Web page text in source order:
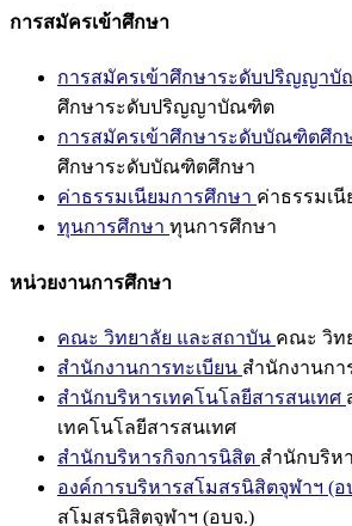
การสมัครเข้าศึกษา
การสมัครเข้าศึกษาระดับปริญญา
ศึกษาระดับปริญญาบัณฑิต
การสมัครเข้าศึกษาระดับบัณฑิตศึก
ศึกษาระดับบัณฑิตศึกษา
ค่าธรรมเนียมการศึกษา ค่าธรรมเ
ทุนการศึกษา ทุนการศึกษา
หน่วยงานการศึกษา
คณะ วิทยาลัย และสถาบัน คณะ วิท
สำนักงานการทะเบียน สำนักงานกา
สำนักบริหารเทคโนโลยีสารสนเทศ
เทคโนโลยีสารสนเทศ
สำนักบริหารกิจการนิสิต สำนักบริห
องค์การบริหารสโมสรนิสิตจุฬาฯ (อ
สโมสรนิสิตจุฬาฯ (อบจ.)